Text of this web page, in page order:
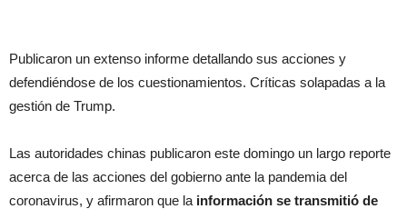
Publicaron un extenso informe detallando sus acciones y
defendiéndose de los cuestionamientos. Críticas solapadas a la
gestión de Trump.
Las autoridades chinas publicaron este domingo un largo reporte
acerca de las acciones del gobierno ante la pandemia del
coronavirus, y afirmaron que la información se transmitió de